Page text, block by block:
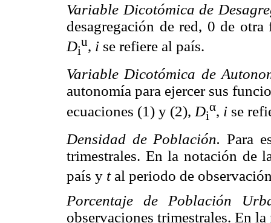
Variable Dicotómica de
desagregación de red, 0 de
Di
u, i se refiere al país.
Variable Dicotómica de
autonomía para ejercer sus
ecuaciones (1) y (2), Di
α, i se
Densidad de Población. Para
trimestrales. En la notación de
país y t al periodo de
Porcentaje de Población
observaciones trimestrales. En